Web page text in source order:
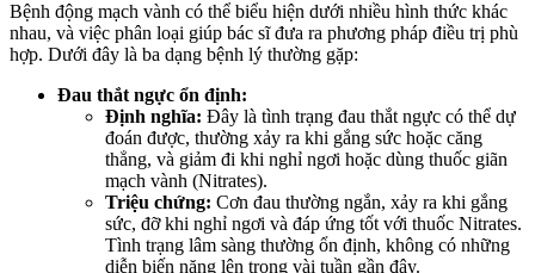
Bệnh động mạch vành có thể biểu hiện dưới nhiều hình thức khác
nhau, và việc phân loại giúp bác sĩ đưa ra phương pháp điều trị phù
hợp. Dưới đây là ba dạng bệnh lý thường gặp:
Đau thắt ngực ổn định:
Định nghĩa: Đây là tình trạng đau thắt ngực có thể dự
đoán được, thường xảy ra khi gắng sức hoặc căng
thẳng, và giảm đi khi nghỉ ngơi hoặc dùng thuốc giãn
mạch vành (Nitrates).
Triệu chứng: Cơn đau thường ngắn, xảy ra khi gắng
sức, đỡ khi nghỉ ngơi và đáp ứng tốt với thuốc Nitrates.
Tình trạng lâm sàng thường ổn định, không có những
diễn biến nặng lên trong vài tuần gần đây.